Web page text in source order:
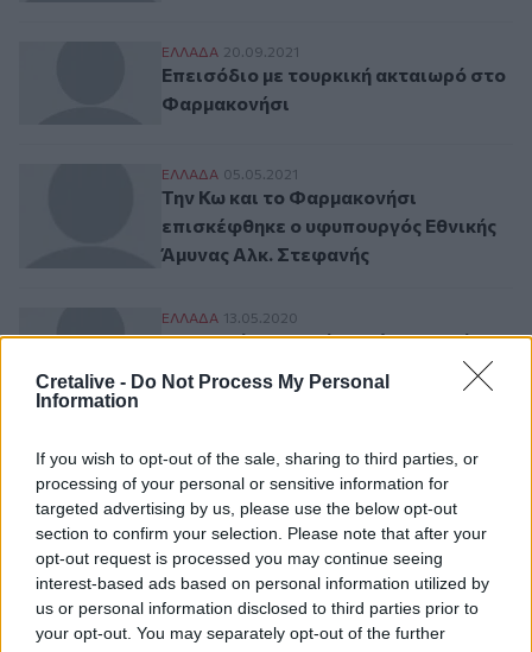
Cretalive - Do Not Process My Personal
Information
If you wish to opt-out of the sale, sharing to third parties, or
processing of your personal or sensitive information for
targeted advertising by us, please use the below opt-out
section to confirm your selection. Please note that after your
opt-out request is processed you may continue seeing
interest-based ads based on personal information utilized by
us or personal information disclosed to third parties prior to
your opt-out. You may separately opt-out of the further
Επεισόδιο με τουρκική ακταιωρό στο
ΕΛΛAΔΑ 20.09.2021
Επεισόδιο με τουρκική ακταιωρό στο
Φαρμακονήσι
Την Κω και το Φαρμακονήσι
ΕΛΛAΔΑ 05.05.2021
Την Κω και το Φαρμακονήσι
επισκέφθηκε ο υφυπουργός Εθνικής
Άμυνας Αλκ. Στεφανής
Τουρκικά αεροσκάφη πέταξαν πάνω από
ΕΛΛAΔΑ 13.05.2020
Τουρκικά αεροσκάφη πέταξαν πάνω
από το Φαρμακονήσι
Ροή ειδήσεων Δημοφιλή
17:32
Ελληνικός Ερυθρός Σταυρός: Τι πρέπει να περιέχει ένα
φαρμακείο διακοπών